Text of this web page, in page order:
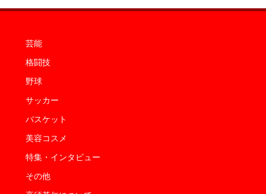
芸能
格闘技
野球
サッカー
バスケット
美容コスメ
特集・インタビュー
その他